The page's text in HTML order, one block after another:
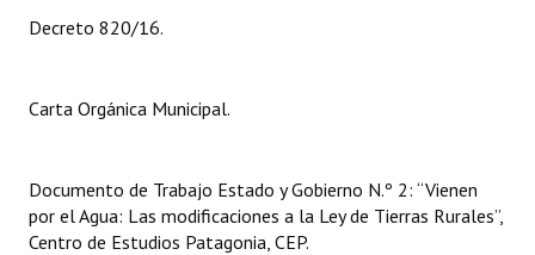
Informes de Unidad Coordinadora
Actas de Audiencias Públicas
Comunicaciones
Decreto 820/16.
Carta Orgánica Municipal.
Documento de Trabajo Estado y Gobierno N.º 2: “Vienen
por el Agua: Las modificaciones a la Ley de Tierras Rurales”,
Centro de Estudios Patagonia, CEP.